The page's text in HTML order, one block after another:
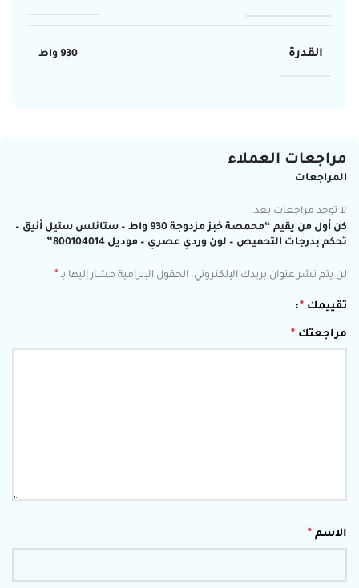
القدرة 930 واط
مراجعات العملاء
المراجعات
لا توجد مراجعات بعد.
كن أول من يقيم “محمصة خبز مزدوجة 930 واط – ستانلس ستيل أنيق –
تحكم بدرجات التحميص – لون وردي عصري – موديل 800104014”
لن يتم نشر عنوان بريدك الإلكتروني. الحقول الإلزامية مشار إليها بـ *
تقييمك *
مراجعتك *
الاسم *